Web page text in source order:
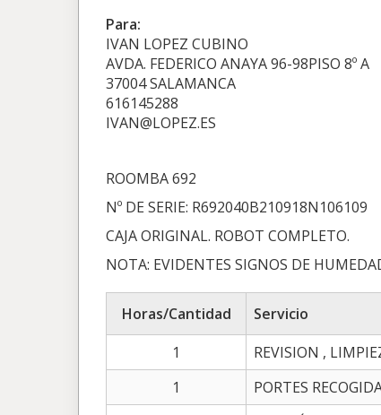
Para:
IVAN LOPEZ CUBINO
AVDA. FEDERICO ANAYA 96-98PISO 8º A
37004 SALAMANCA
616145288
IVAN@LOPEZ.ES
ROOMBA 692
Nº DE SERIE: R692040B210918N106109
CAJA ORIGINAL. ROBOT COMPLETO.
NOTA: EVIDENTES SIGNOS DE
Horas/Cantidad Servicio
1
REVISION ,
1
PORTES